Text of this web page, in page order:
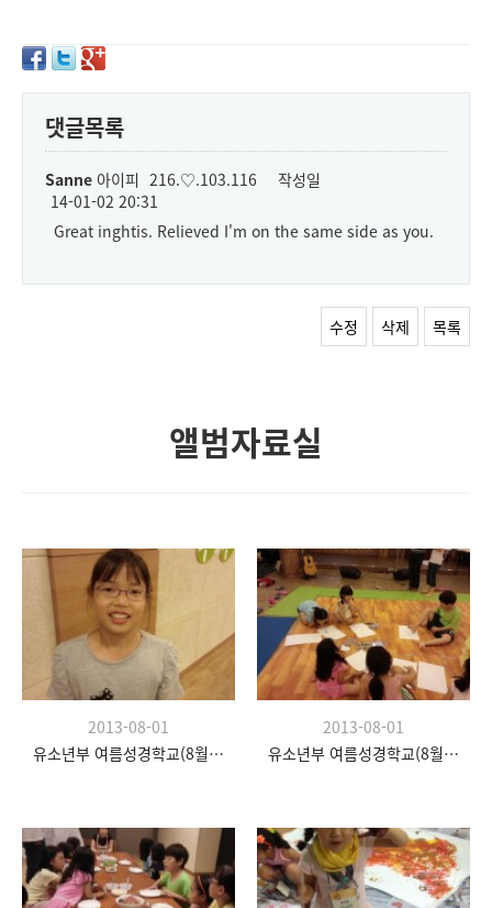
댓글목록
Sanne 아이피 216.♡.103.116
작성일
14-01-02 20:31
Great inghtis. Relieved I'm on the same side as you.
수정 삭제 목록
앨범자료실
2013-08-01
유소년부 여름성경학교(8월 20일)
2013-08-01
유소년부 여름성경학교(8월 20일)